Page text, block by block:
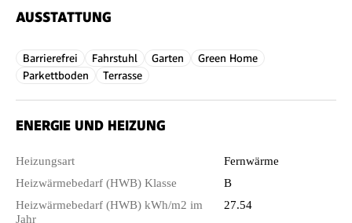
AUSSTATTUNG
Barrierefrei Fahrstuhl Garten
Green Home
Parkettboden
Terrasse
ENERGIE UND HEIZUNG
Heizungsart
Fernwärme
Heizwärmebedarf (HWB) Klasse
B
Heizwärmebedarf (HWB) kWh/m2 im
Jahr
27.54